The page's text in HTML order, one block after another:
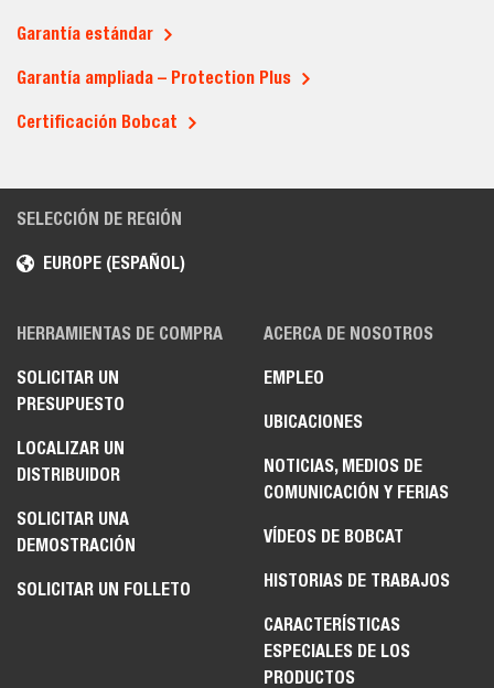
Garantía estándar
Garantía ampliada – Protection Plus
Certificación Bobcat
SELECCIÓN DE REGIÓN
EUROPE (ESPAÑOL)
HERRAMIENTAS DE COMPRA
SOLICITAR UN
PRESUPUESTO
LOCALIZAR UN
DISTRIBUIDOR
SOLICITAR UNA
DEMOSTRACIÓN
SOLICITAR UN FOLLETO
ACERCA DE NOSOTROS
EMPLEO
UBICACIONES
NOTICIAS, MEDIOS DE
COMUNICACIÓN Y FERIAS
VÍDEOS DE BOBCAT
HISTORIAS DE TRABAJOS
CARACTERÍSTICAS
ESPECIALES DE LOS
PRODUCTOS